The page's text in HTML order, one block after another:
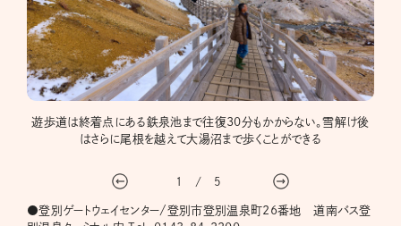
遊歩道は終着点にある鉄泉池まで往復30分もかからない。雪解け後
はさらに尾根を越えて大湯沼まで歩くことができる
1 / 5
●登別ゲートウェイセンター/登別市登別温泉町26番地 道南バス登